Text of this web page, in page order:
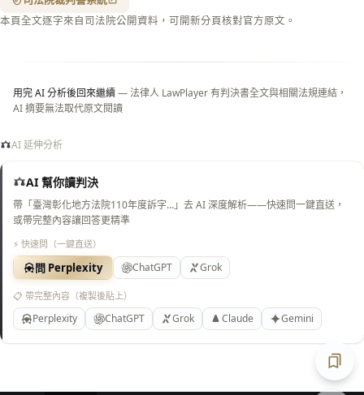
本頁全文逐字來自司法院公開資料，可開新分頁核對官方原文。
用完 AI 分析後回來繼續— 法律人 LawPlayer 有判決書全文與相關法規連結，
AI 摘要無法取代原文閱讀
AI 延伸分析
AI 幫你讀判決
帶「臺灣彰化地方法院110年度訴字…」去 AI 深度解析——快速問一鍵直送，
或帶完整內容讓回答更精準
⚡ 快速問（一鍵直送）
問 Perplexity ChatGPT Grok
📋 帶完整內容（複製後貼上）
Perplexity ChatGPT Grok Claude Gemini
匯